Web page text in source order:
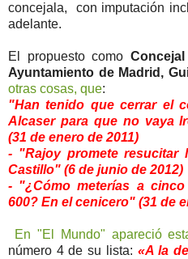
concejala, con imputación
adelante.
El propuesto como
Ayuntamiento de Madrid,
otras cosas, que:
"Han tenido que cerrar el
Alcaser para que no vaya
(31 de enero de 2011)
- "Rajoy promete resucitar
Castillo" (6 de junio de 2012)
- "¿Cómo meterías a
600? En el cenicero" (31 de
En "El Mundo" apareció
número 4 de su lista: «A la